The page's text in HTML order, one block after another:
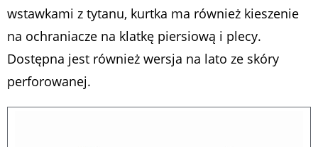
wstawkami z tytanu, kurtka ma również kieszenie
na ochraniacze na klatkę piersiową i plecy.
Dostępna jest również wersja na lato ze skóry
perforowanej.